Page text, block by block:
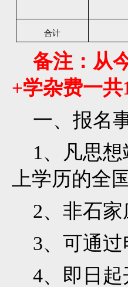
合计
备注：从
+学杂费一
一、报名
1、凡思想
上学历的全
2、非石家
3、可通过
4、即日起